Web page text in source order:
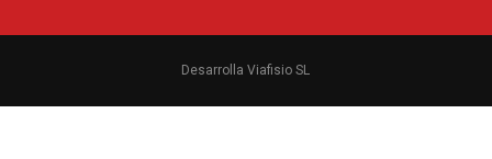
Desarrolla Viafisio SL